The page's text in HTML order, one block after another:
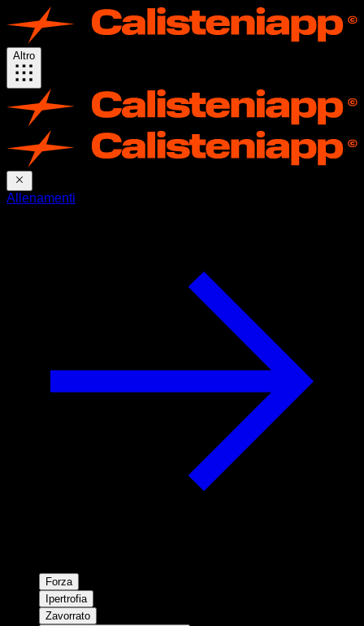
Altro
Allenamenti
Forza
Ipertrofia
Zavorrato